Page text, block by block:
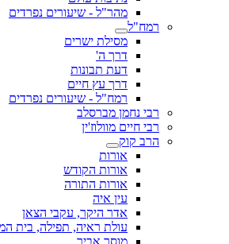
מהר"ל - שיעורים נפרדים
רמח"ל
מסילת ישרים
דרך ה'
דעת תבונות
דרך עץ חיים
רמח"ל - שיעורים נפרדים
רבי נחמן מברסלב
רבי חיים מוולוז'ין
הרב קוק
אורות
אורות הקודש
אורות התורה
עין איה
אדר היקר, עקבי הצאן
עולת ראיה, תפילה, בית
מוסר אביך